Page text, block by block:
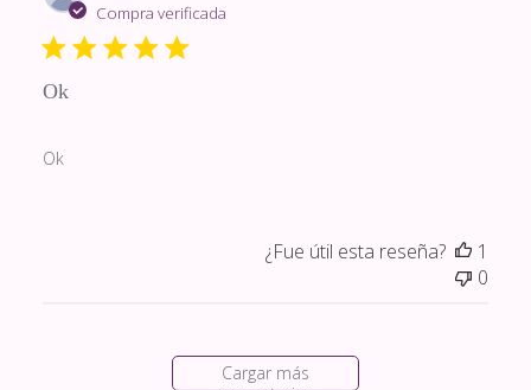
Compra verificada
Ok
Ok
¿Fue útil esta reseña?
1
0
Cargar más